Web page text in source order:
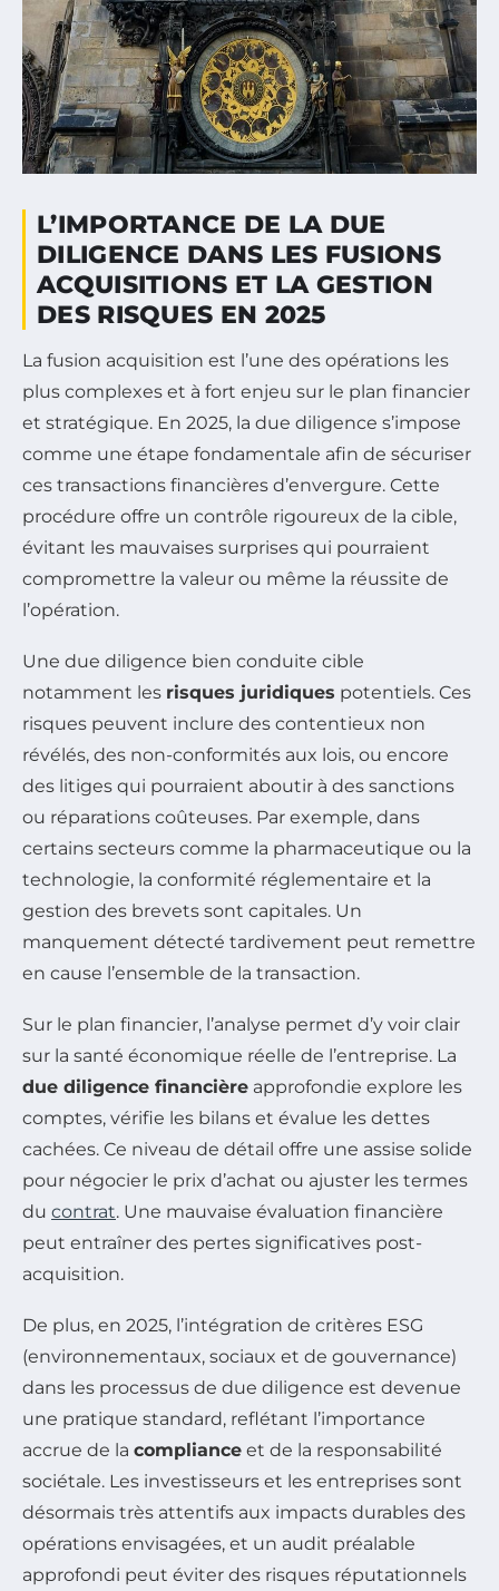
L’IMPORTANCE DE LA DUE
DILIGENCE DANS LES FUSIONS
ACQUISITIONS ET LA GESTION
DES RISQUES EN 2025
La fusion acquisition est l’une des opérations les
plus complexes et à fort enjeu sur le plan financier
et stratégique. En 2025, la due diligence s’impose
comme une étape fondamentale afin de sécuriser
ces transactions financières d’envergure. Cette
procédure offre un contrôle rigoureux de la cible,
évitant les mauvaises surprises qui pourraient
compromettre la valeur ou même la réussite de
l’opération.
Une due diligence bien conduite cible
notamment les risques juridiques potentiels. Ces
risques peuvent inclure des contentieux non
révélés, des non-conformités aux lois, ou encore
des litiges qui pourraient aboutir à des sanctions
ou réparations coûteuses. Par exemple, dans
certains secteurs comme la pharmaceutique ou la
technologie, la conformité réglementaire et la
gestion des brevets sont capitales. Un
manquement détecté tardivement peut remettre
en cause l’ensemble de la transaction.
Sur le plan financier, l’analyse permet d’y voir clair
sur la santé économique réelle de l’entreprise. La
due diligence financière approfondie explore les
comptes, vérifie les bilans et évalue les dettes
cachées. Ce niveau de détail offre une assise solide
pour négocier le prix d’achat ou ajuster les termes
du contrat. Une mauvaise évaluation financière
peut entraîner des pertes significatives post-
acquisition.
De plus, en 2025, l’intégration de critères ESG
(environnementaux, sociaux et de gouvernance)
dans les processus de due diligence est devenue
une pratique standard, reflétant l’importance
accrue de la compliance et de la responsabilité
sociétale. Les investisseurs et les entreprises sont
désormais très attentifs aux impacts durables des
opérations envisagées, et un audit préalable
approfondi peut éviter des risques réputationnels